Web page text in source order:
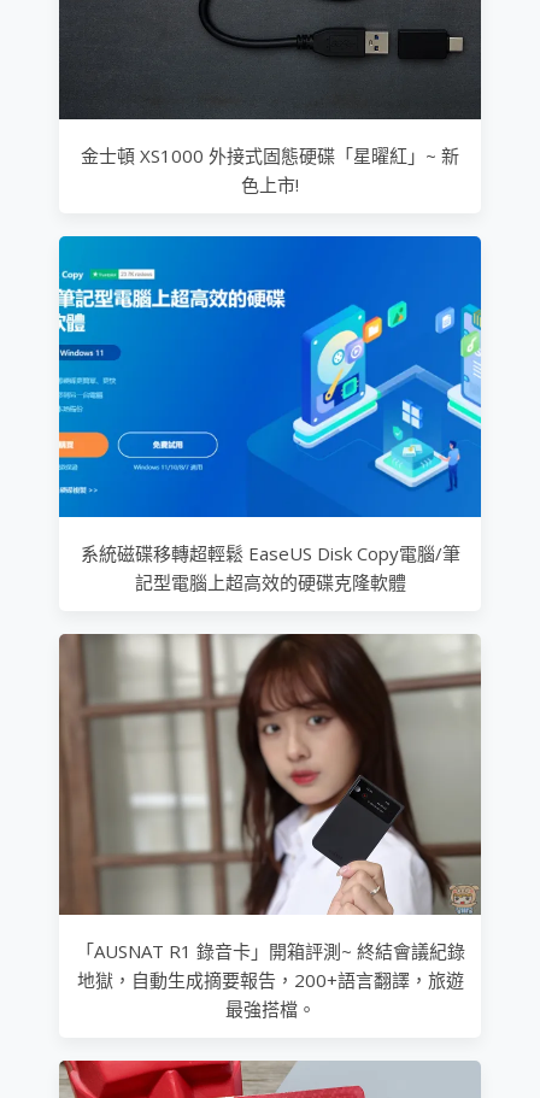
金士頓 XS1000 外接式固態硬碟「星曜紅」~ 新
色上市!
系統磁碟移轉超輕鬆 EaseUS Disk Copy電腦/筆
記型電腦上超高效的硬碟克隆軟體
「AUSNAT R1 錄音卡」開箱評測~ 終結會議紀錄
地獄，自動生成摘要報告，200+語言翻譯，旅遊
最強搭檔。